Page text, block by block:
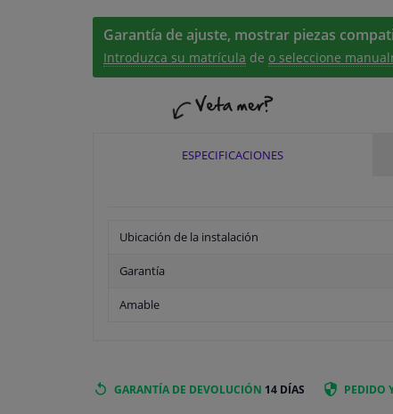
Garantía de ajuste, mostrar piezas
Introduzca su matrícula de o seleccione
ESPECIFICACIONES
Ubicación de la instalación
Garantía
Amable
GARANTÍA DE DEVOLUCIÓN 14 DÍAS PEDIDO